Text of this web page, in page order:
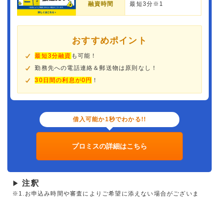
融資時間 最短3分※1
おすすめポイント
最短3分融資 も可能！
勤務先への電話連絡＆郵送物は原則なし！
30日間の利息が0円 ！
借入可能か1秒でわかる!!
プロミスの詳細はこちら
▶ 注釈
※1.お申込み時間や審査によりご希望に添えない場合がございま